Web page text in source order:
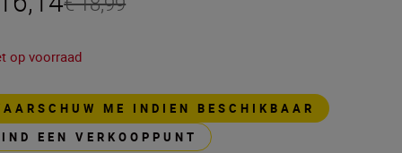
op voorraad
ME INDIEN BESCHIKBAAR
EEN VERKOOPPUNT